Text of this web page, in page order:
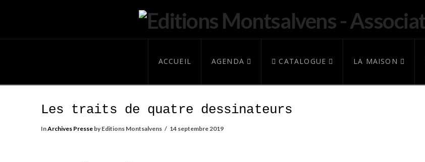
ACCUEIL AGENDA CATALOGUE LA MAISON
Les traits de quatre dessinateurs
InArchives Presseby Editions Montsalvens 14 septembre 2019